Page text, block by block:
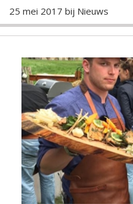
25 mei 2017 bij Nieuws